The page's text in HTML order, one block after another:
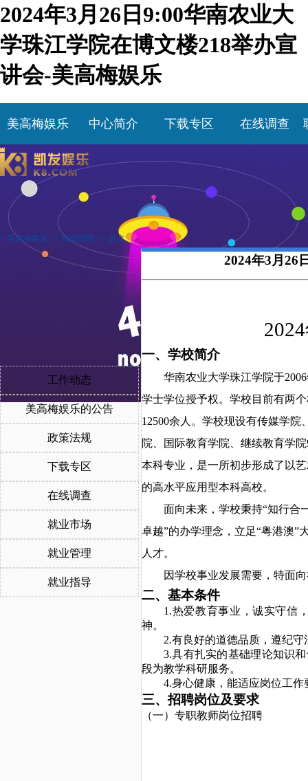
2024年3月26日9:00华南农业大
学珠江学院在博文楼218举办宣
讲会-美高梅娱乐
美高梅娱乐 中心简介 下载专区 在线调查
> 美高梅娱乐 >> 校园招聘 >> 正文
工作动态
美高梅娱乐的公告
政策法规
下载专区
在线调查
就业市场
就业管理
就业指导
2024年3月26
一、 学校简介
华南农业大学珠江学院于
学士学位授予权。学校目前有两
12500余人。学校现设有传媒学
院、国际教育学院、继续教育学
本科专业 ， 是一所初步形成了以
的高水平应用型本科高校。
面向未来，学校秉持“知行合
卓越”的办学理念 ，立足“粤港澳”
人才。
因学校事业发展需要，特面
二、基本条件
1.热爱教育事业，诚实守信
神。
2.有良好的道德品质 ，遵纪
3.具有扎实的基础理论知识
段为教学科研服务。
4.身心健康，能适应岗位工作
三、招聘岗位及要求
（一）专职教师岗位招聘